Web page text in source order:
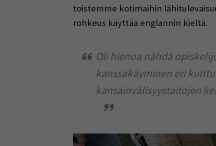
toistemme kotimaihin
rohkeus käyttää englannin kieltä.
Oli hienoa nähdä
kanssakäyminen eri
kansainvälisyystaitojen